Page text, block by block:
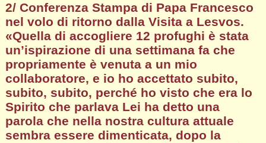
2/ Conferenza Stampa di Papa Francesco
nel volo di ritorno dalla Visita a Lesvos.
«Quella di accogliere 12 profughi è stata
un’ispirazione di una settimana fa che
propriamente è venuta a un mio
collaboratore, e io ho accettato subito,
subito, subito, perché ho visto che era lo
Spirito che parlava Lei ha detto una
parola che nella nostra cultura attuale
sembra essere dimenticata, dopo la